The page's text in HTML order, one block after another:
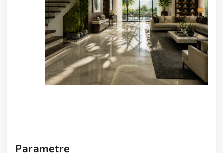
Parametre